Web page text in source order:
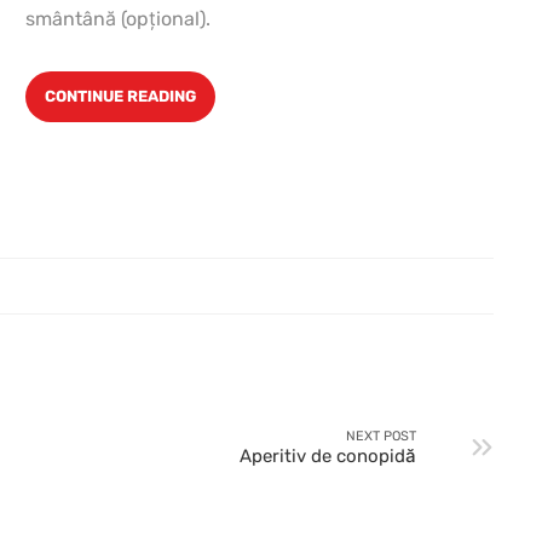
smântână (opţional).
CONTINUE READING
NEXT POST
Aperitiv de conopidă